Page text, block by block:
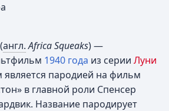
(англ. Africa Squeaks) —
1940 года из серии Луни
пародией на фильм
в главной роли Спенсер
Название пародирует